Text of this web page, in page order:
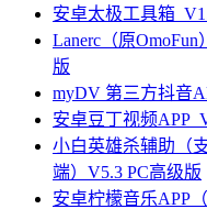
安卓太极工具箱
Lanerc（原
版
myDV 第三方抖音
安卓豆丁视频
小白英雄杀辅助（
端）V5.3 PC高级版
安卓柠檬音乐APP